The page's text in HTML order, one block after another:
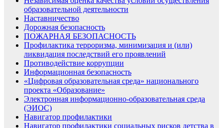
образовательной деятельности
Наставничество
Дорожная безопасность
ПОЖАРНАЯ БЕЗОПАСНОСТЬ
Профилактика терроризма, минимизация и (или)
ликвидация последствий его проявлений
Противодействие коррупции
Информационная безопасность
«Цифровая образовательная среда» национального
проекта «Образование»
Электронная информационно-образовательная среда
(ЭИОС)
Навигатор профилактики
Навигатор профилактики социальных рисков детства в